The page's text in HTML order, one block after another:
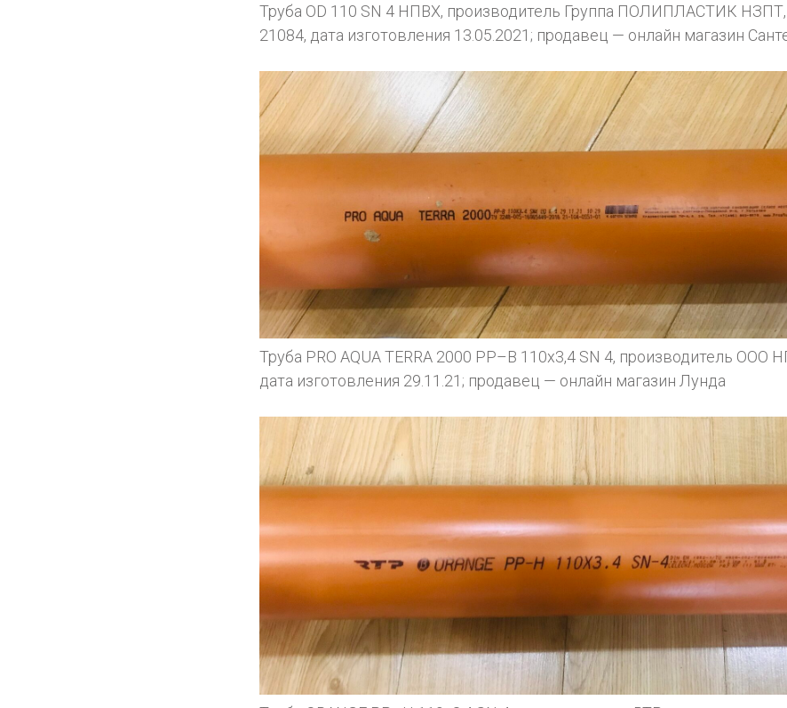
Труба OD 110 SN 4 НПВХ, производитель Группа ПОЛИПЛАСТИК
21084, дата изготовления 13.05.2021; продавец — онлайн магазин
Труба PRO AQUA TERRA 2000 PP–B 110х3,4 SN 4, производитель ООО
дата изготовления 29.11.21; продавец — онлайн магазин Лунда